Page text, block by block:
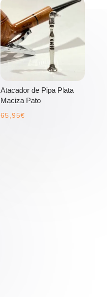
Atacador de Pipa Plata
Maciza Pato
65,95€